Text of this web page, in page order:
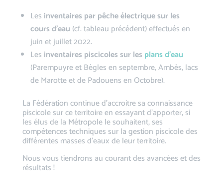
Les inventaires par pêche électriquesur les
cours d’eau (cf. tableau précédent) effectués en
juin et juillet 2022.
Les inventaires piscicoles sur les plans d’eau
(Parempuyre et Bègles en septembre, Ambès, lacs
de Marotte et de Padouens en Octobre).
La Fédération continue d’accroitre sa connaissance
piscicole sur ce territoire en essayant d’apporter, si
les élus de la Métropole le souhaitent, ses
compétences techniques sur la gestion piscicole des
différentes masses d’eaux de leur territoire.
Nous vous tiendrons au courant des avancées et des
résultats !